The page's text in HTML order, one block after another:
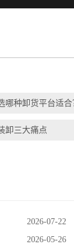
种卸货平台适合
卸三大痛点
2026-07-22
2026-05-26